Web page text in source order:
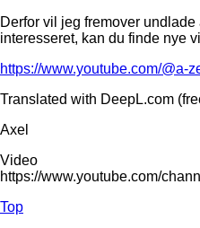
Derfor vil jeg fremover
interesseret, kan du finde nye
https://www.youtube.com/@a-
Translated with DeepL.com
Axel
Video
https://www.youtube.com/
Top